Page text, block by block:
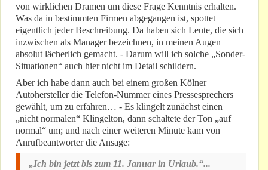
von wirklichen Dramen um diese Frage Kenntnis erhalten.
Was da in bestimmten Firmen abgegangen ist, spottet
eigentlich jeder Beschreibung. Da haben sich Leute, die sich
inzwischen als Manager bezeichnen, in meinen Augen
absolut lächerlich gemacht. - Darum will ich solche „Sonder-
Situationen“ auch hier nicht im Detail schildern.
Aber ich habe dann auch bei einem großen Kölner
Autohersteller die Telefon-Nummer eines Pressesprechers
gewählt, um zu erfahren… - Es klingelt zunächst einen
„nicht normalen“ Klingelton, dann schaltete der Ton „auf
normal“ um; und nach einer weiteren Minute kam von
Anrufbeantworter die Ansage:
„Ich bin jetzt bis zum 11. Januar in Urlaub.“...